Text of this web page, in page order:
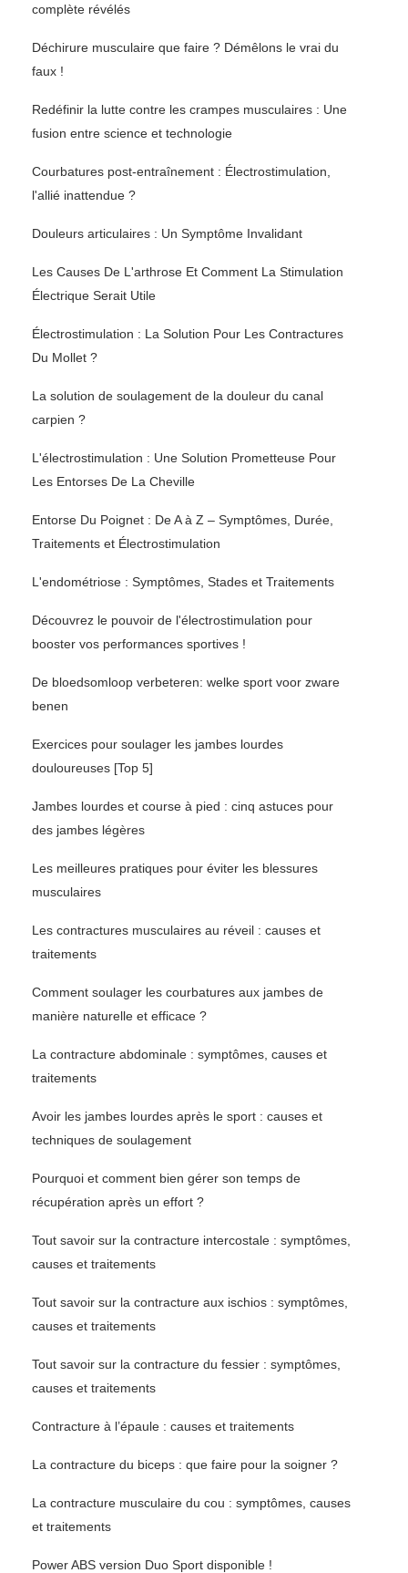
complète révélés
Déchirure musculaire que faire ? Démêlons le vrai du
faux !
Redéfinir la lutte contre les crampes musculaires : Une
fusion entre science et technologie
Courbatures post-entraînement : Électrostimulation,
l'allié inattendue ?
Douleurs articulaires : Un Symptôme Invalidant
Les Causes De L'arthrose Et Comment La Stimulation
Électrique Serait Utile
Électrostimulation : La Solution Pour Les Contractures
Du Mollet ?
La solution de soulagement de la douleur du canal
carpien ?
L'électrostimulation : Une Solution Prometteuse Pour
Les Entorses De La Cheville
Entorse Du Poignet : De A à Z – Symptômes, Durée,
Traitements et Électrostimulation
L'endométriose : Symptômes, Stades et Traitements
Découvrez le pouvoir de l'électrostimulation pour
booster vos performances sportives !
De bloedsomloop verbeteren: welke sport voor zware
benen
Exercices pour soulager les jambes lourdes
douloureuses [Top 5]
Jambes lourdes et course à pied : cinq astuces pour
des jambes légères
Les meilleures pratiques pour éviter les blessures
musculaires
Les contractures musculaires au réveil : causes et
traitements
Comment soulager les courbatures aux jambes de
manière naturelle et efficace ?
La contracture abdominale : symptômes, causes et
traitements
Avoir les jambes lourdes après le sport : causes et
techniques de soulagement
Pourquoi et comment bien gérer son temps de
récupération après un effort ?
Tout savoir sur la contracture intercostale : symptômes,
causes et traitements
Tout savoir sur la contracture aux ischios : symptômes,
causes et traitements
Tout savoir sur la contracture du fessier : symptômes,
causes et traitements
Contracture à l’épaule : causes et traitements
La contracture du biceps : que faire pour la soigner ?
La contracture musculaire du cou : symptômes, causes
et traitements
Power ABS version Duo Sport disponible !